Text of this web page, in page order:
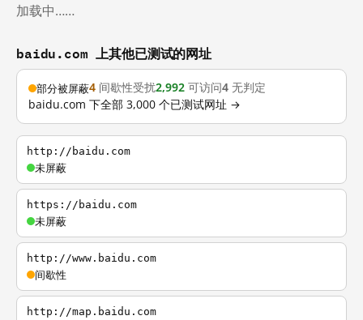
加载中……
baidu.com 上其他已测试的网址
部分被屏蔽4 间歇性受扰2,992 可访问4 无判定
baidu.com 下全部 3,000 个已测试网址 →
http://baidu.com
未屏蔽
https://baidu.com
未屏蔽
http://www.baidu.com
间歇性
http://map.baidu.com